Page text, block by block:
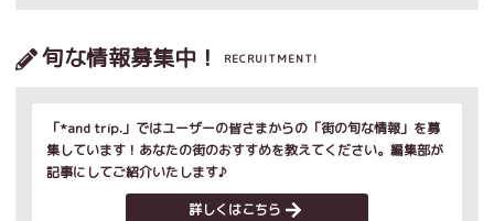
旬な情報募集中！ RECRUITMENT!
「*and trip.」ではユーザーの皆さまからの「街の旬な情報」を募
集しています！あなたの街のおすすめを教えてください。編集部が
記事にしてご紹介いたします♪
詳しくはこちら